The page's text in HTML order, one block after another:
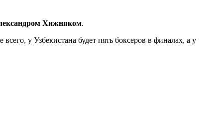
Хижняком.
у Узбекистана будет пять боксеров в финалах, а у